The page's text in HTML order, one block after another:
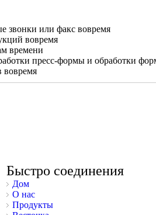
звонки или факс вовремя
вовремя
времени
пресс-формы и обработки
вовремя
Быстро соединения
Дом
О нас
Продукты